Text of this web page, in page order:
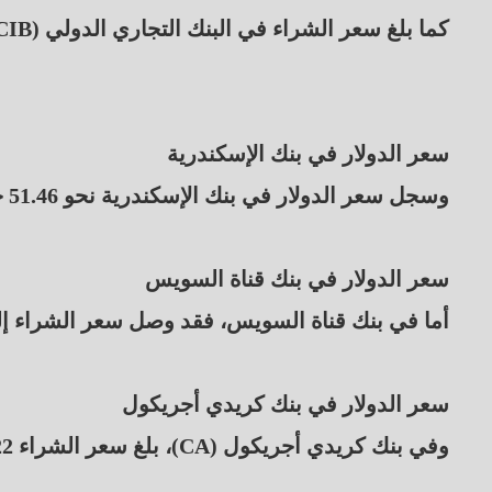
كما بلغ سعر الشراء في البنك التجاري الدولي (CIB) 51.23 جنيه، وسعر البيع 51.33 جنيه.
سعر الدولار في بنك الإسكندرية
وسجل سعر الدولار في بنك الإسكندرية نحو 51.46 جنيه للشراء، و51.56 جنيه للبيع.
سعر الدولار في بنك قناة السويس
أما في بنك قناة السويس، فقد وصل سعر الشراء إلى 51.20 جنيه، وسعر البيع
سعر الدولار في بنك كريدي أجريكول
وفي بنك كريدي أجريكول (CA)، بلغ سعر الشراء 51.22 جنيه، فيما وصل سعر البيع إلى 51.32 جنيه.